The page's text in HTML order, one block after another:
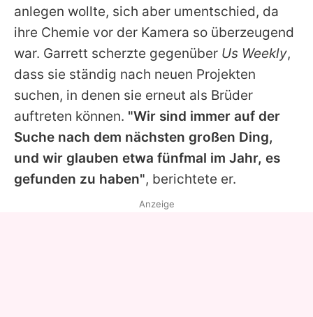
anlegen wollte, sich aber umentschied, da
ihre Chemie vor der Kamera so überzeugend
war. Garrett scherzte gegenüber Us Weekly,
dass sie ständig nach neuen Projekten
suchen, in denen sie erneut als Brüder
auftreten können. "Wir sind immer auf der
Suche nach dem nächsten großen Ding,
und wir glauben etwa fünfmal im Jahr, es
gefunden zu haben", berichtete er.
Anzeige